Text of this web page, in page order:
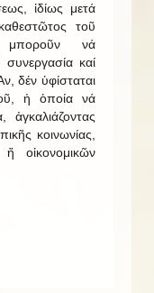
ἰδίως μετά
τοῦ
νά
καί
δέν ὑφίσταται
ἡ ὁποία νά
ἀγκαλιάζοντας
κοινωνίας,
ἤ οἰκονομικῶν